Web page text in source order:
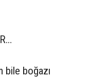
bile boğazı